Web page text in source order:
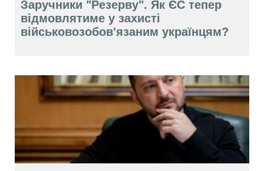
Заручники "Резерву". Як ЄС тепер
відмовлятиме у захисті
військовозобов'язаним українцям?